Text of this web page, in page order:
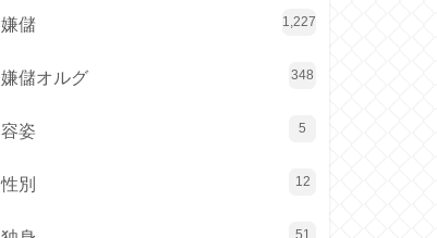
嫌儲 1,227
嫌儲オルグ 348
容姿 5
性別 12
51